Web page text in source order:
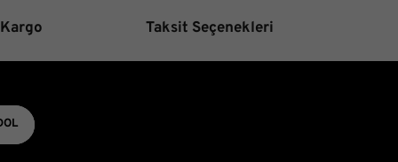
Taksit Seçenekleri